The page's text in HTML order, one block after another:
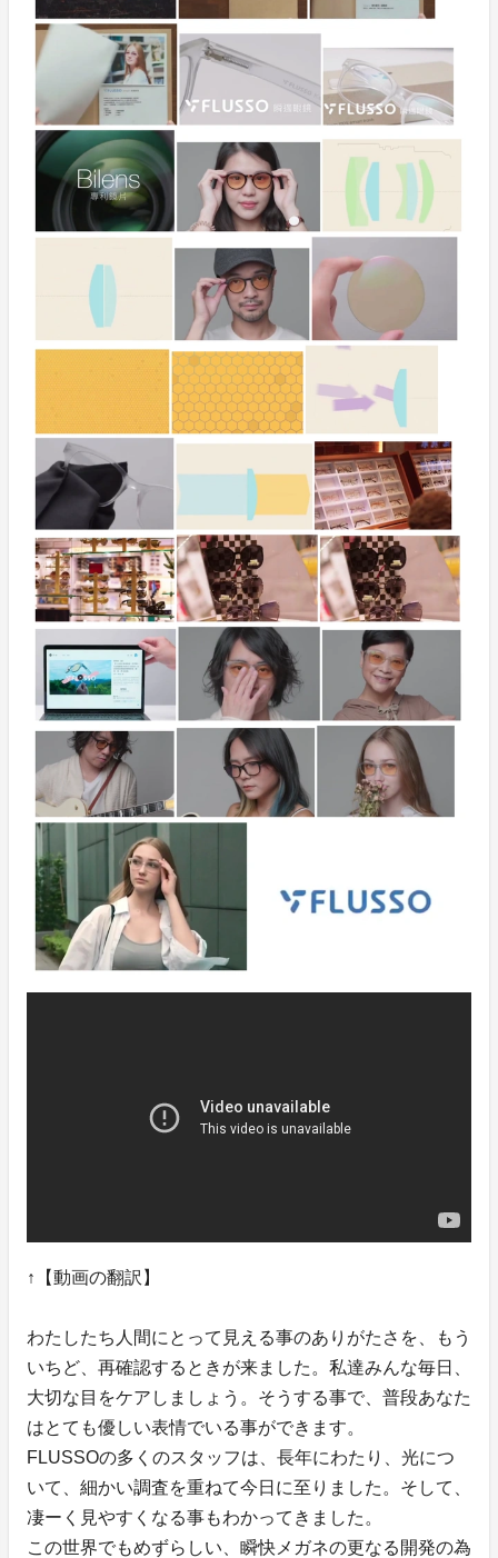
↑【動画の翻訳】
わたしたち人間にとって見える事のありがたさを、もう
いちど、再確認するときが来ました。私達みんな毎日、
大切な目をケアしましょう。そうする事で、普段あなた
はとても優しい表情でいる事ができます。
FLUSSOの多くのスタッフは、長年にわたり、光につ
いて、細かい調査を重ねて今日に至りました。そして、
凄ーく見やすくなる事もわかってきました。
この世界でもめずらしい、瞬快メガネの更なる開発の為